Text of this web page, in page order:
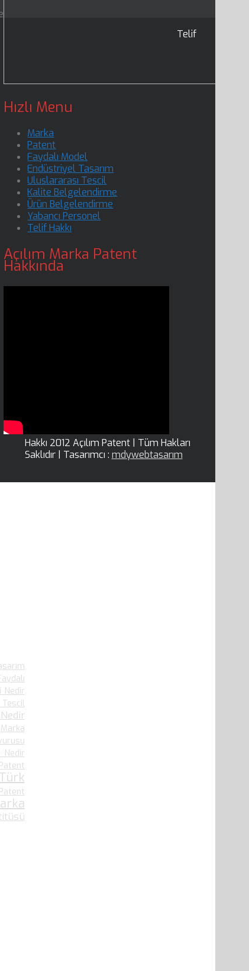
Hızlı Menu
Marka
Patent
Faydalı Model
Endüstriyel Tasarım
Uluslararası Tescil
Kalite Belgelendirme
Ürün Belgelendirme
Yabancı Personel
Telif Hakkı
Açılım Marka Patent
Hakkında
Nedir
Marka
Nedir
Türk
Telif
Hakkı 2012 Açılım Patent | Tüm Hakları
Saklıdır | Tasarımcı : mdywebtasarım